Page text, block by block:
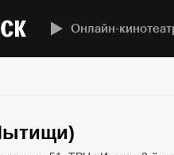
Онлайн-